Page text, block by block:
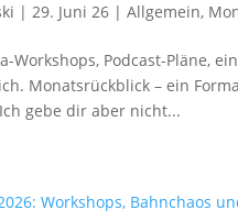
|29. Juni 26 |Allgemein,
Workshops, Podcast-Pläne,
​Monatsrückblick – ein
gebe dir aber nicht...